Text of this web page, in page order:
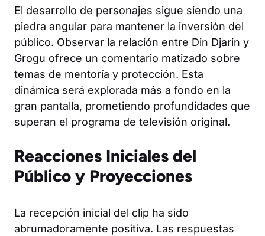
El desarrollo de personajes sigue siendo una
piedra angular para mantener la inversión del
público. Observar la relación entre Din Djarin y
Grogu ofrece un comentario matizado sobre
temas de mentoría y protección. Esta
dinámica será explorada más a fondo en la
gran pantalla, prometiendo profundidades que
superan el programa de televisión original.
Reacciones Iniciales del
Público y Proyecciones
La recepción inicial del clip ha sido
abrumadoramente positiva. Las respuestas